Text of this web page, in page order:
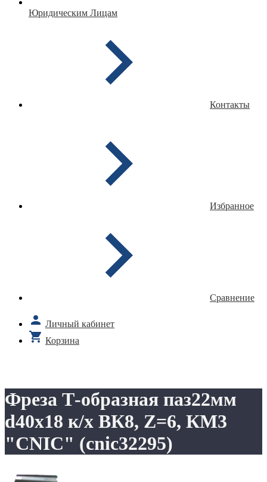
Юридическим Лицам
Контакты
Избранное
Сравнение
Личный кабинет
Корзина
Фреза Т-образная паз22мм
d40х18 к/х ВК8, Z=6, КМ3
"CNIC" (cnic32295)